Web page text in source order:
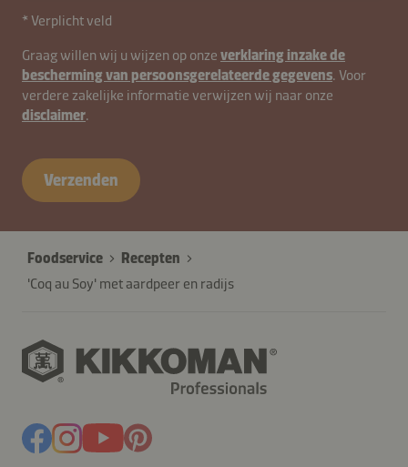
* Verplicht veld
Graag willen wij u wijzen op onze verklaring inzake de
bescherming van persoonsgerelateerde gegevens. Voor
verdere zakelijke informatie verwijzen wij naar onze
disclaimer.
Verzenden
Foodservice
Recepten
'Coq au Soy' met aardpeer en radijs